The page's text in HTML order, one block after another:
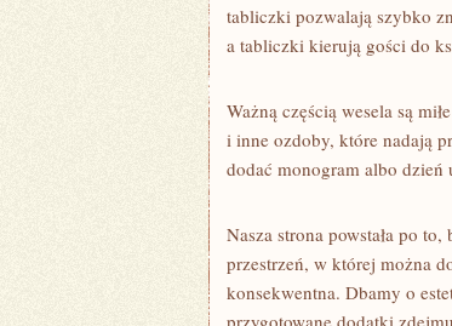
tabliczki pozwalają szybko
a tabliczki kierują gości do
Ważną częścią wesela są
i inne ozdoby, które nadają
dodać monogram albo dzień
Nasza strona powstała po
przestrzeń, w której można
konsekwentna. Dbamy o
przygotowane dodatki